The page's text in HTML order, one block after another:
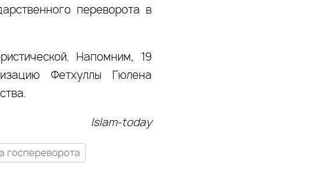
переворота в
Напомним, 19
Фетхуллы Гюлена
Islam-today
госпереворота